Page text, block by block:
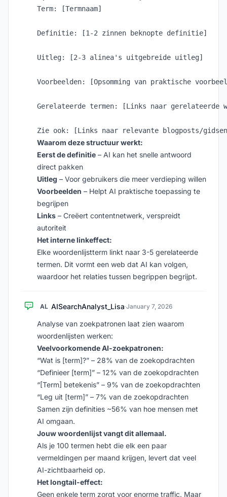
Term: [Termnaam]
Definitie: [1-2 zinnen beknopte definitie]
Uitleg: [2-3 alinea's uitgebreide uitleg]
Voorbeelden: [Opsomming van praktische
Gerelateerde termen: [Links naar gerelateerde
Waarom deze structuur werkt:
Eerst de definitie – AI kan het snelle antwoord
direct pakken
Uitleg – Voor gebruikers die meer verdieping willen
Voorbeelden – Helpt AI praktische toepassing te
begrijpen
Links – Creëert contentnetwerk, verspreidt
autoriteit
Het interne linkeffect:
Elke woordenlijstterm linkt naar 3-5 gerelateerde
termen. Dit vormt een web dat AI kan volgen,
waardoor het relaties tussen begrippen begrijpt.
AL AISearchAnalyst_Lisa·January 7, 2026
Analyse van zoekpatronen laat zien waarom
woordenlijsten werken:
Veelvoorkomende AI-zoekpatronen:
“Wat is [term]?” – 28% van de zoekopdrachten
“Definieer [term]” – 12% van de zoekopdrachten
“[Term] betekenis” – 9% van de zoekopdrachten
“Leg uit [term]” – 7% van de zoekopdrachten
Samen zijn definities ~56% van hoe mensen met
AI omgaan.
Jouw woordenlijst vangt dit allemaal.
Als je 100 termen hebt die elk een paar
vermeldingen per maand krijgen, levert dat veel
AI-zichtbaarheid op.
Het longtail-effect:
Geen enkele term zorgt voor enorme traffic. Maar